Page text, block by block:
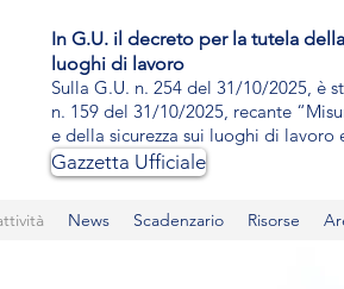
In G.U. il decreto per la tutela
luoghi di lavoro
Sulla G.U. n. 254 del 31/10/2025, è
n. 159 del 31/10/2025, recante
e della sicurezza sui luoghi di
Gazzetta Ufficiale
News Scadenzario Risorse